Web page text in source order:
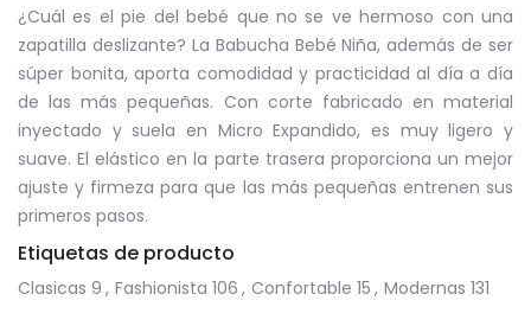
¿Cuál es el pie del bebé que no se ve hermoso con una
zapatilla deslizante? La Babucha Bebé Niña, además de ser
súper bonita, aporta comodidad y practicidad al día a día
de las más pequeñas. Con corte fabricado en material
inyectado y suela en Micro Expandido, es muy ligero y
suave. El elástico en la parte trasera proporciona un mejor
ajuste y firmeza para que las más pequeñas entrenen sus
primeros pasos.
Etiquetas de producto
Clasicas 9 , Fashionista 106 , Confortable 15 , Modernas 131